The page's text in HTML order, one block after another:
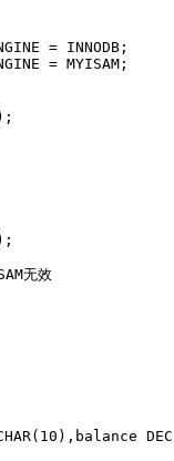
= INNODB;
= MYISAM;
无效
( 10 ),balance